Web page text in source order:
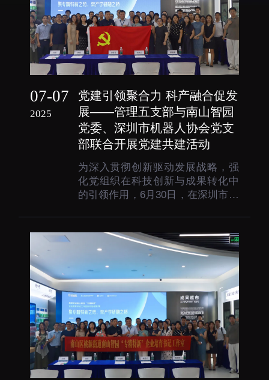
交流动态
国合项目
出国境事务
来华指引
下载中心
转移转化
控股企业
成果超市
合作交流
树立和践行正确政绩观
学习教育
传承和弘扬科学家精神
我为群众办实事
新中心
国家生物制造产业创新
中心
深港脑科学创新研究院
深圳合成生物学创新研
深圳先进电子材料国际
创新研究院
深圳脑解析与脑模拟重
07-07
2025
党建引领聚合力 科产融合促发
展——管理五支部与南山智园
党委、深圳市机器人协会党支
部联合开展党建共建活动
为深入贯彻创新驱动发展战略，强
化党组织在科技创新与成果转化中
的引领作用，6月30日，在深圳市南
机器人协会党支部联合主办南山智
园“专精特新”走进“成果超市”联合党
建活动。此次活动是落实中国科学
院“融合点”行动的重...